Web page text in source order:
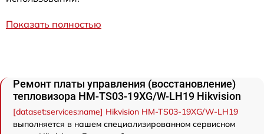
Показать полностью
Ремонт платы управления (восстановление)
тепловизора HM-TS03-19XG/W-LH19 Hikvision
[dataset:services:name] Hikvision HM-TS03-19XG/W-LH19
выполняется в нашем специализированном сервисном